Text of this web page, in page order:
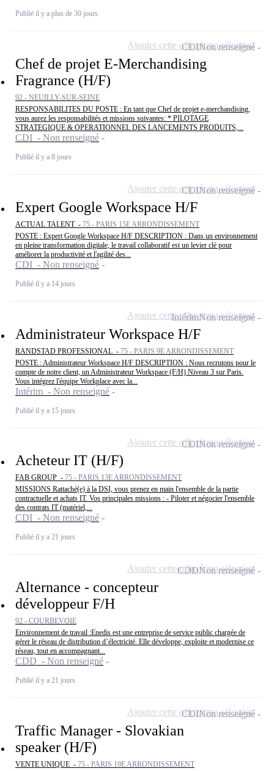
Publié il y a plus de 30 jours
Chef de projet E-Merchandising
Fragrance (H/F)
92 - NEUILLY-SUR-SEINE
RESPONSABILITES DU POSTE : En tant que Chef de projet e-merchandising,
vous aurez les responsabilités et missions suivantes: * PILOTAGE
STRATEGIQUE & OPERATIONNEL DES LANCEMENTS PRODUITS,...
CDI - Non renseigné
Publié il y a 8 jours
CDINon renseigné
Ajouter cette offre à ma sélection
Expert Google Workspace H/F
ACTUAL TALENT - 75 - PARIS 15E ARRONDISSEMENT
POSTE : Expert Google Workspace H/F DESCRIPTION : Dans un environnement
en pleine transformation digitale, le travail collaboratif est un levier clé pour
améliorer la productivité et l'agilité des...
CDI - Non renseigné
Publié il y a 14 jours
CDINon renseigné
Ajouter cette offre à ma sélection
Administrateur Workspace H/F
RANDSTAD PROFESSIONAL - 75 - PARIS 9E ARRONDISSEMENT
POSTE : Administrateur Workspace H/F DESCRIPTION : Nous recrutons pour le
compte de notre client, un Administrateur Workspace (F/H) Niveau 3 sur Paris.
Vous intégrez l'équipe Workplace avec la...
Intérim - Non renseigné
Publié il y a 15 jours
IntérimNon renseigné
Ajouter cette offre à ma sélection
Acheteur IT (H/F)
FAB GROUP - 75 - PARIS 13E ARRONDISSEMENT
MISSIONS Rattaché(e) à la DSI, vous prenez en main l'ensemble de la partie
contractuelle et achats IT. Vos principales missions : - Piloter et négocier l'ensemble
des contrats IT (matériel,...
CDI - Non renseigné
Publié il y a 21 jours
CDINon renseigné
Ajouter cette offre à ma sélection
Alternance - concepteur
développeur F/H
92 - COURBEVOIE
Environnement de travail :Enedis est une entreprise de service public chargée de
gérer le réseau de distribution d’électricité. Elle développe, exploite et modernise ce
réseau, tout en accompagnant...
CDD - Non renseigné
Publié il y a 21 jours
CDDNon renseigné
Ajouter cette offre à ma sélection
Traffic Manager - Slovakian
speaker (H/F)
VENTE UNIQUE - 75 - PARIS 19E ARRONDISSEMENT
CDINon renseigné
Ajouter cette offre à ma sélection